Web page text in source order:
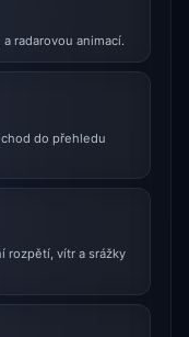
radarovou animací.
do přehledu
rozpětí, vítr a srážky